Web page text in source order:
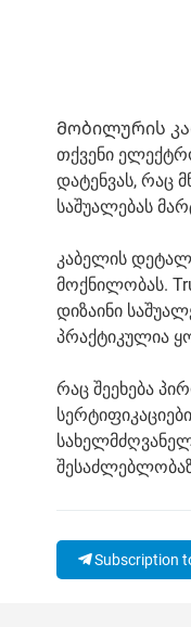
Მობილურის
თქვენი
დატენვას, რაც
საშუალებას
კაბელის
მოქნილობას.
დიზაინი
პრაქტიკულია
რაც შეეხება
Subscription